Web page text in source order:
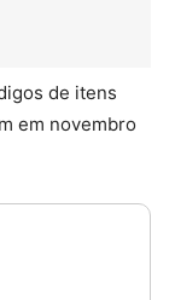
de itens
em novembro